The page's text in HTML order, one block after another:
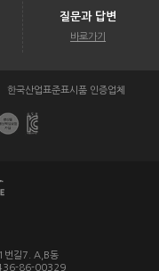
질문과 답변
바로가기
한국산업표준표시품 인증업체
번길7. A,B동
436-86-00329